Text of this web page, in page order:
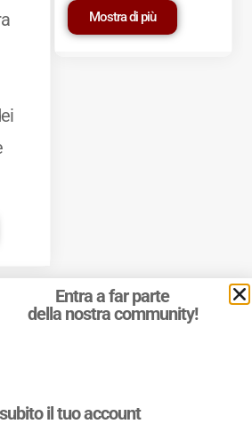
Mostra di più
Reg. | P.IVA 03921390245
Entra a far parte
della nostra community!
il tuo account